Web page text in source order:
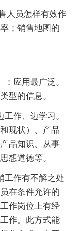
人员怎样有效作
；销售地图的
应用最广泛。
型的信息。
作、边学习。
现状）、产品
品知识、从事
想道德等。
工作有不解之处
在条件允许的
作岗位上有经
作。此方式能